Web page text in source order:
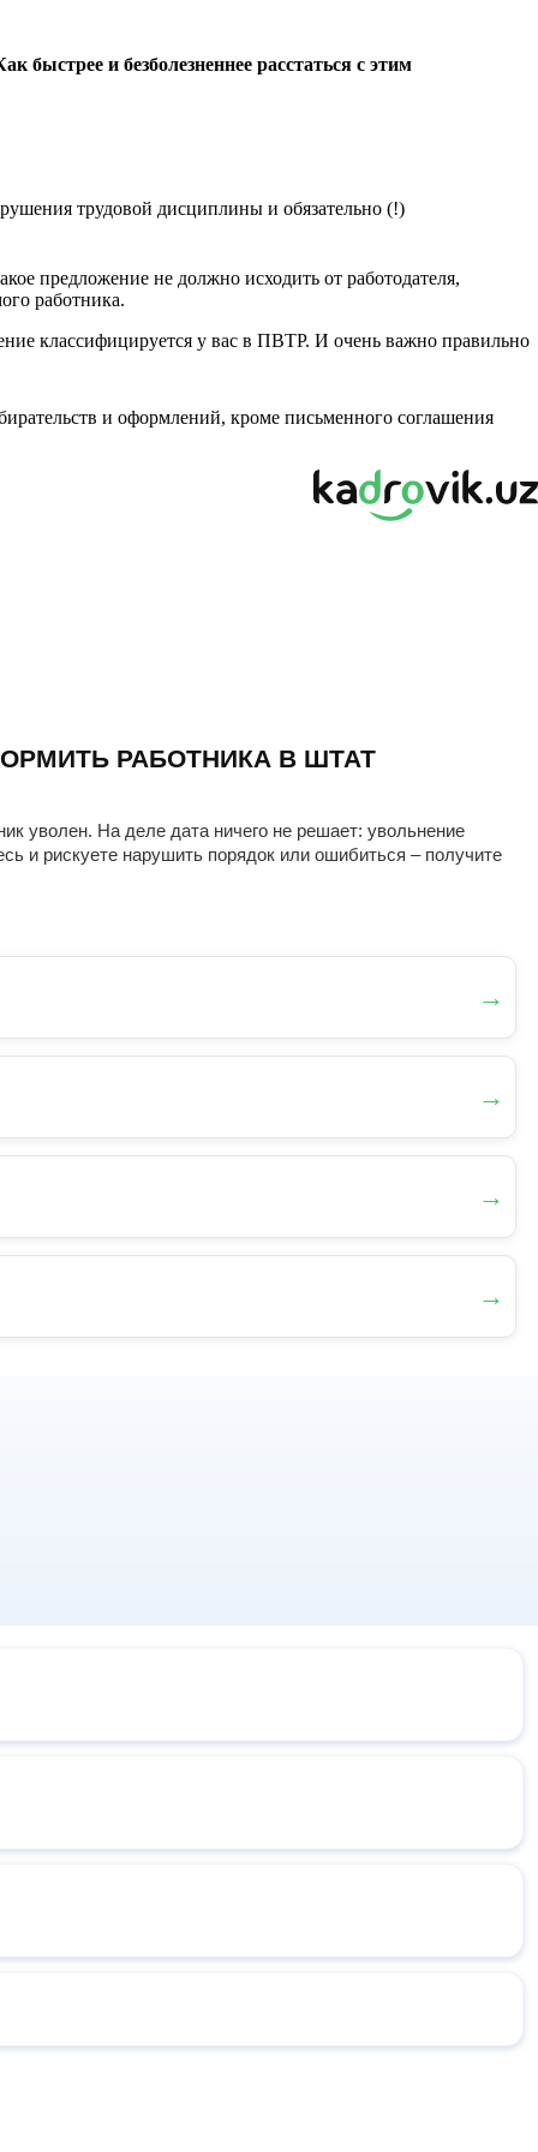
быстрее и безболезненнее расстаться с этим
трудовой дисциплины и обязательно (!)
предложение не должно исходить от работодателя,
работника.
классифицируется у вас в ПВТР. И очень важно правильно
и оформлений, кроме письменного соглашения
РАБОТНИКА В ШТАТ
уволен. На деле дата ничего не решает: увольнение
и рискуете нарушить порядок или ошибиться – получите
→
→
→
→